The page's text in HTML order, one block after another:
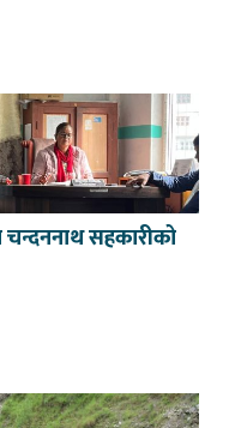
चन्दननाथ सहकारीको